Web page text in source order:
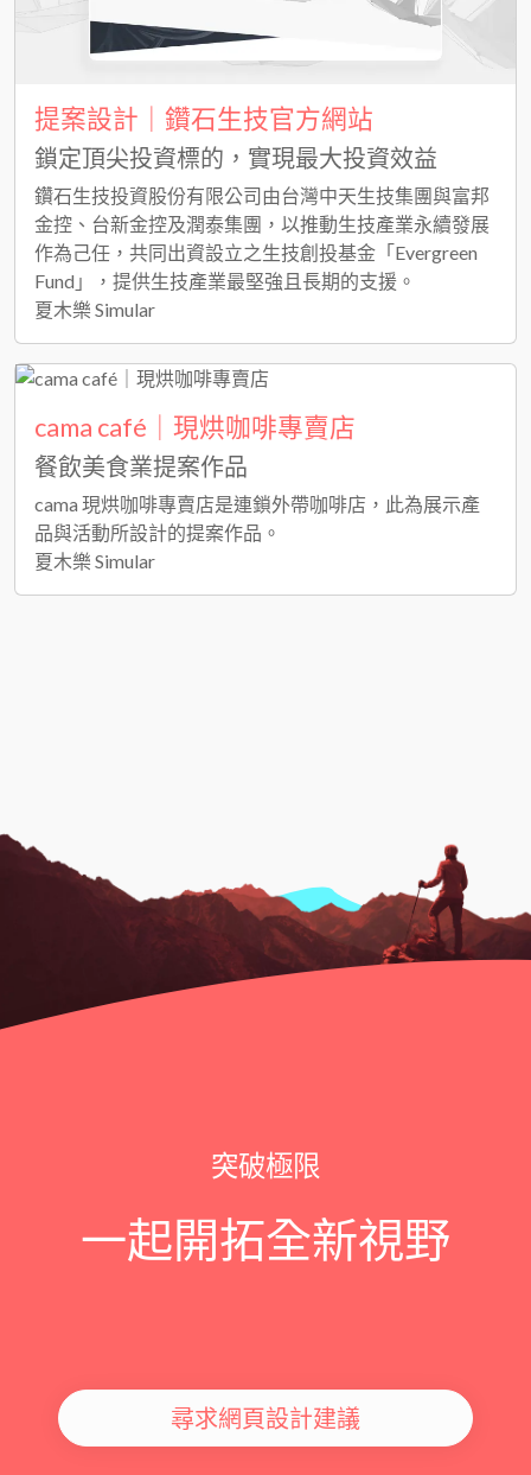
提案設計｜鑽石生技官方網站
鎖定頂尖投資標的，實現最大投資效益
鑽石生技投資股份有限公司由台灣中天生技集團與富邦
金控、台新金控及潤泰集團，以推動生技產業永續發展
作為己任，共同出資設立之生技創投基金「Evergreen
Fund」，提供生技產業最堅強且長期的支援。
夏木樂 Simular
cama café｜現烘咖啡專賣店
餐飲美食業提案作品
cama 現烘咖啡專賣店是連鎖外帶咖啡店，此為展示產
品與活動所設計的提案作品。
夏木樂 Simular
突破極限
一起開拓全新視野
尋求網頁設計建議